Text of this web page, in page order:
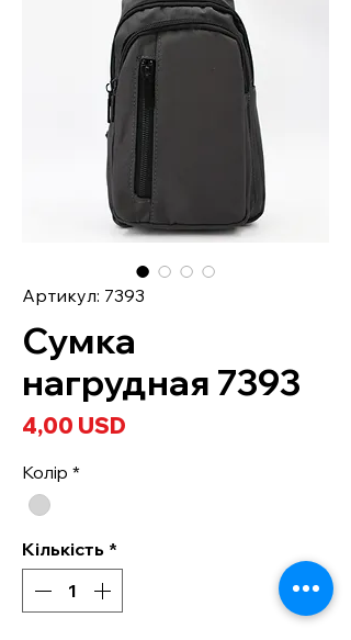
Артикул: 7393
Сумка
нагрудная 7393
4,00 USD
Колір *
Кількість *